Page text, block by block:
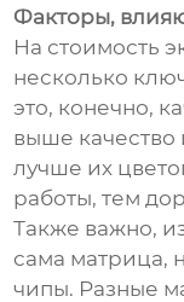
Факторы,
На стоимость
несколько
это, конечно,
выше качество
лучше их
работы, тем
Также важно,
сама матрица,
чипы. Разные